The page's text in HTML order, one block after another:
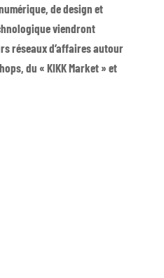
de design et
viendront
réseaux d’affaires autour
du « KIKK Market » et